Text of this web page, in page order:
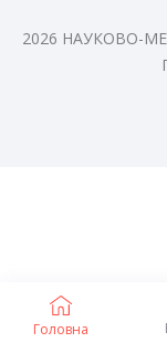
Головна
2026 НАУКОВО-